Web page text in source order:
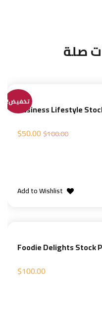
صلة
تخفيض!
Business Lifestyle
$100.00
$50.00
Add to Wishlist
Foodie Delights Stock
$100.00